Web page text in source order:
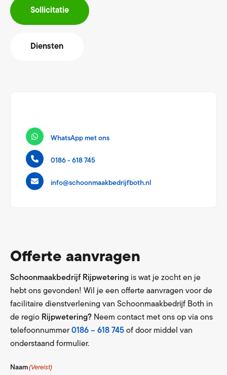
Sollicitatie
Diensten
WhatsApp met ons
0186 - 618 745
info@schoonmaakbedrijfboth.nl
Offerte aanvragen
Schoonmaakbedrijf Rijpwetering is wat je zocht en je
hebt ons gevonden! Wil je een offerte aanvragen voor de
facilitaire dienstverlening van Schoonmaakbedrijf Both in
de regio Rijpwetering? Neem contact met ons op via ons
telefoonnummer0186 – 618 745 of door middel van
onderstaand formulier.
Naam(Vereist)